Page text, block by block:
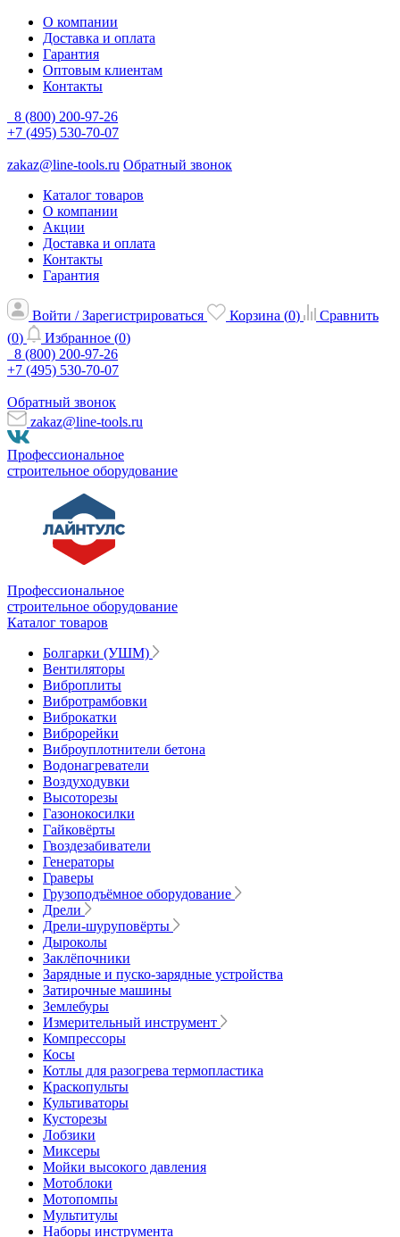
О компании
Доставка и оплата
Гарантия
Оптовым клиентам
Контакты
8 (800) 200-97-26
+7 (495) 530-70-07
zakaz@line-tools.ru Обратный звонок
Каталог товаров
О компании
Акции
Доставка и оплата
Контакты
Гарантия
Войти / Зарегистрироваться Корзина (0)
Сравнить
(0) Избранное (0)
8 (800) 200-97-26
+7 (495) 530-70-07
Обратный звонок
zakaz@line-tools.ru
Профессиональное
строительное оборудование
Профессиональное
строительное оборудование
Каталог товаров
Болгарки (УШМ)
Вентиляторы
Виброплиты
Вибротрамбовки
Виброкатки
Виброрейки
Виброуплотнители бетона
Водонагреватели
Воздуходувки
Высоторезы
Газонокосилки
Гайковёрты
Гвоздезабиватели
Генераторы
Граверы
Грузоподъёмное оборудование
Дрели
Дрели-шуруповёрты
Дыроколы
Заклёпочники
Зарядные и пуско-зарядные устройства
Затирочные машины
Землебуры
Измерительный инструмент
Компрессоры
Косы
Котлы для разогрева термопластика
Краскопульты
Культиваторы
Кусторезы
Лобзики
Миксеры
Мойки высокого давления
Мотоблоки
Мотопомпы
Мультитулы
Наборы инструмента